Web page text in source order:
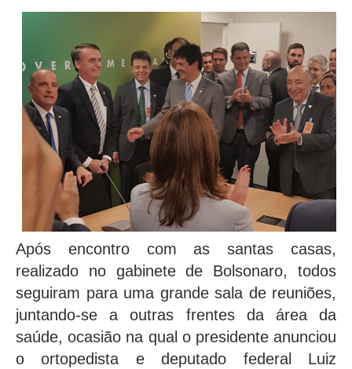
Após encontro com as santas casas,
realizado no gabinete de Bolsonaro, todos
seguiram para uma grande sala de reuniões,
juntando-se a outras frentes da área da
saúde, ocasião na qual o presidente anunciou
o ortopedista e deputado federal Luiz